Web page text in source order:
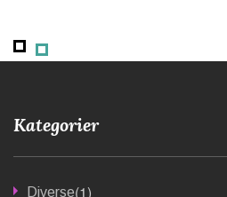
Kategorier
Diverse(1)